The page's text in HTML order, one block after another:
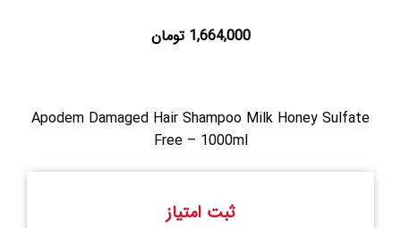
1,664,000 تومان
Apodem Damaged Hair Shampoo Milk Honey Sulfate
Free – 1000ml
ثبت امتیاز